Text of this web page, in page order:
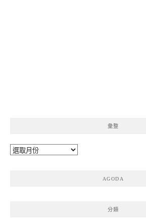
彙整
彙
AGODA
分類